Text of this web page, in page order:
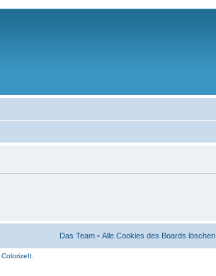
Das Team • Alle Cookies des Boards löschen
ColorizeIt.